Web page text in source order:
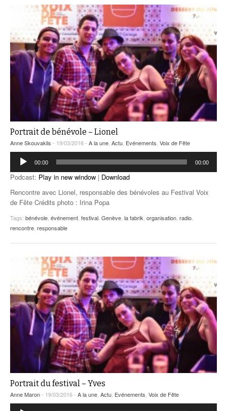
Portrait de bénévole – Lionel
Anne Skouvaklis - 19/03/2016 - A la une Actu Evénements Voix de Fête
Lecteur
audio
00:00 00:00
Podcast: Play in new window | Download
Rencontre avec Lionel, responsable des bénévoles au Festival Voix
de Fête Crédits photo : Irina Popa
Tags: bénévole événement festival Genève la fabrik organisation radio
rencontre responsable
Portrait du festival – Yves
Anne Maron- 19/03/2016 - A la une, Actu, Evénements, Voix de Fête
Lecteur